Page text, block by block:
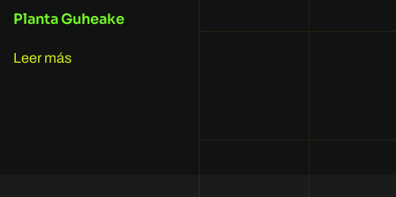
Planta Guheake
Leer más